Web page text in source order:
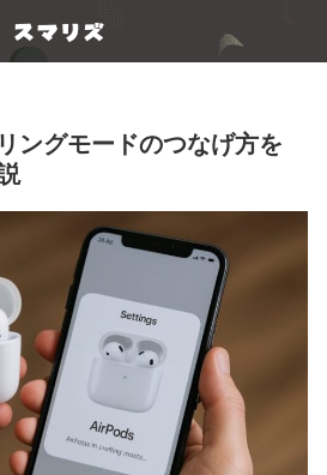
ングモードのつなげ方を